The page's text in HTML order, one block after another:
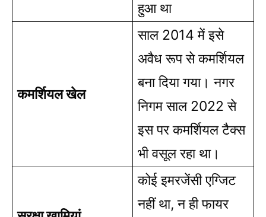
हुआ था
कमर्शियल खेल
साल 2014 में इसे
अवैध रूप से कमर्शियल
बना दिया गया। नगर
निगम साल 2022 से
इस पर कमर्शियल टैक्स
भी वसूल रहा था।
कोई इमरजेंसी एग्जिट
नहीं था, न ही फायर